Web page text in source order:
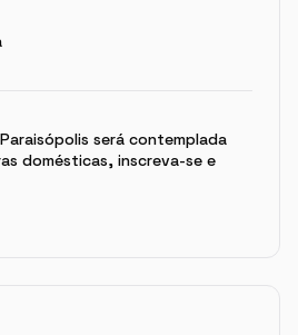
será contemplada
domésticas, inscreva-se e